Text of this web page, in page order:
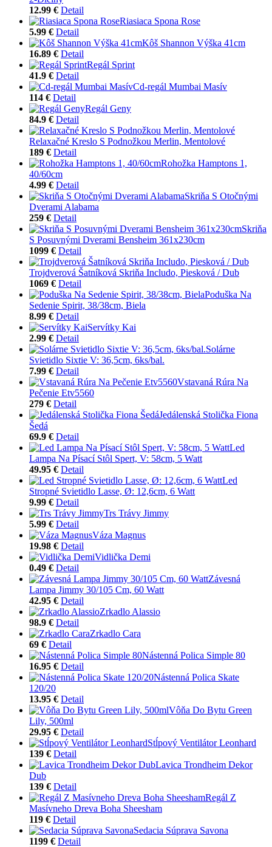
12.99 € Detail
Riasiaca Spona Rose
5.99 € Detail
Kôš Shannon Výška 41cm
16.89 € Detail
Regál Sprint
41.9 € Detail
Cd-regál Mumbai Masív
114 € Detail
Regál Geny
84.9 € Detail
Relaxačné Kreslo S Podnožkou Merlin, Mentolové
189 € Detail
Rohožka Hamptons 1,
40/60cm
4.99 € Detail
Skriňa S Otočnými
Dverami Alabama
259 € Detail
Skriňa
S Posuvnými Dverami Bensheim 361x230cm
1099 € Detail
Trojdverová Šatníková Skriňa Includo, Piesková / Dub
1069 € Detail
Poduška Na
Sedenie Spirit, 38/38cm, Biela
8.99 € Detail
Servítky Kai
2.99 € Detail
Solárne
Svietidlo Sixtie V: 36,5cm, 6ks/bal.
7.99 € Detail
Vstavaná Rúra Na
Pečenie Etv5560
279 € Detail
Jedálenská Stolička Fiona
Šedá
69.9 € Detail
Led
Lampa Na Písací Stôl Spert, V: 58cm, 5 Watt
49.95 € Detail
Led
Stropné Svietidlo Lasse, Ø: 12,6cm, 6 Watt
9.99 € Detail
Trs Trávy Jimmy
5.99 € Detail
Váza Magnus
19.98 € Detail
Vidlička Demi
0.49 € Detail
Závesná
Lampa Jimmy 30/105 Cm, 60 Watt
42.95 € Detail
Zrkadlo Alassio
98.9 € Detail
Zrkadlo Cara
69 € Detail
Nástenná Polica Simple 80
16.95 € Detail
Nástenná Polica Skate
120/20
13.95 € Detail
Vôňa Do Bytu Green
Lily, 500ml
29.95 € Detail
Stĺpový Ventilátor Leonhard
139 € Detail
Lavica Trondheim Dekor
Dub
139 € Detail
Regál Z
Masívneho Dreva Boha Sheesham
119 € Detail
Sedacia Súprava Savona
1199 € Detail